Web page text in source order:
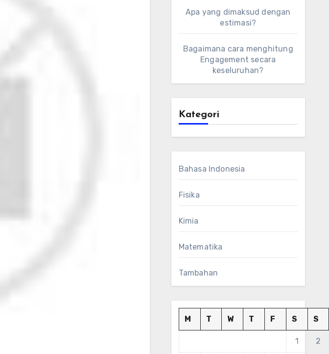
Apa yang dimaksud dengan
estimasi?
Bagaimana cara menghitung
Engagement secara
keseluruhan?
Kategori
Bahasa Indonesia
Fisika
Kimia
Matematika
Tambahan
M T W T F S S
1 2